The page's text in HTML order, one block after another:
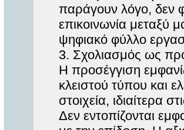
παράγουν λόγο, δεν
επικοινωνία μεταξύ
ψηφιακό φύλλο
3. Σχολιασμός ως
Η προσέγγιση
κλειστού τύπου και
στοιχεία, ιδιαίτερα
Δεν εντοπίζονται